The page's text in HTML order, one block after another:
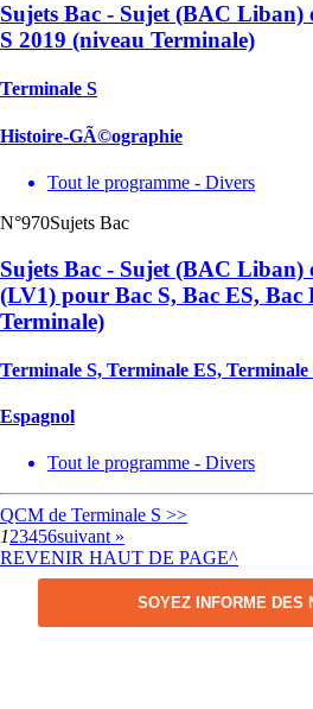
Sujets Bac - Sujet (BAC Liban)
S 2019 (niveau Terminale)
Terminale S
Histoire-GÃ©ographie
Tout le programme - Divers
N°970Sujets Bac
Sujets Bac - Sujet (BAC Liban)
(LV1) pour Bac S, Bac ES, Bac
Terminale)
Terminale S, Terminale ES, Terminale
Espagnol
Tout le programme - Divers
QCM de Terminale S >>
123456suivant »
REVENIR HAUT DE PAGE^
SOYEZ INFORME DES